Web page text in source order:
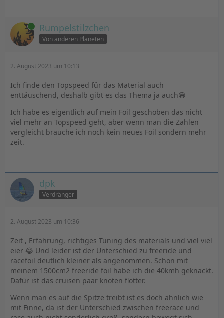
Online Rumpelstilzchen
Von anderen Planeten
2. August 2023 um 10:13
Ich finde den Topspeed für das Material auch
enttäuschend, deshalb gibt es das Thema ja auch😁
Ich habe es eigentlich auf mein Foil geschoben das nicht
viel mehr an Topspeed geht, aber wenn man die Zahlen
vergleicht brauche ich noch kein neues Foil sondern mehr
zeit.
dpk
Verdränger
2. August 2023 um 10:36
Zeit , Erfahrung, richtiges Tuning des materials und viel viel
eier 😂 Und leider ist der Unterschied zu freeride und
racefoil deutlich kleiner als angenommen. Schon mit
meinem 1500cm2 freeride foil habe ich die 40kmh geknackt.
Dafür ist das cruisen paar knoten flotter.
Wenn man es auf die Spitze treibt ist es doch ähnlich wie
mit Finne, da ist der Unterschied zwischen freerace und